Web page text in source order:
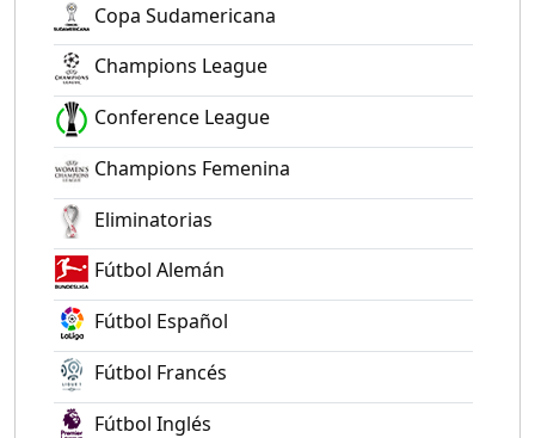
Copa Sudamericana
Champions League
Conference League
Champions Femenina
Eliminatorias
Fútbol Alemán
Fútbol Español
Fútbol Francés
Fútbol Inglés